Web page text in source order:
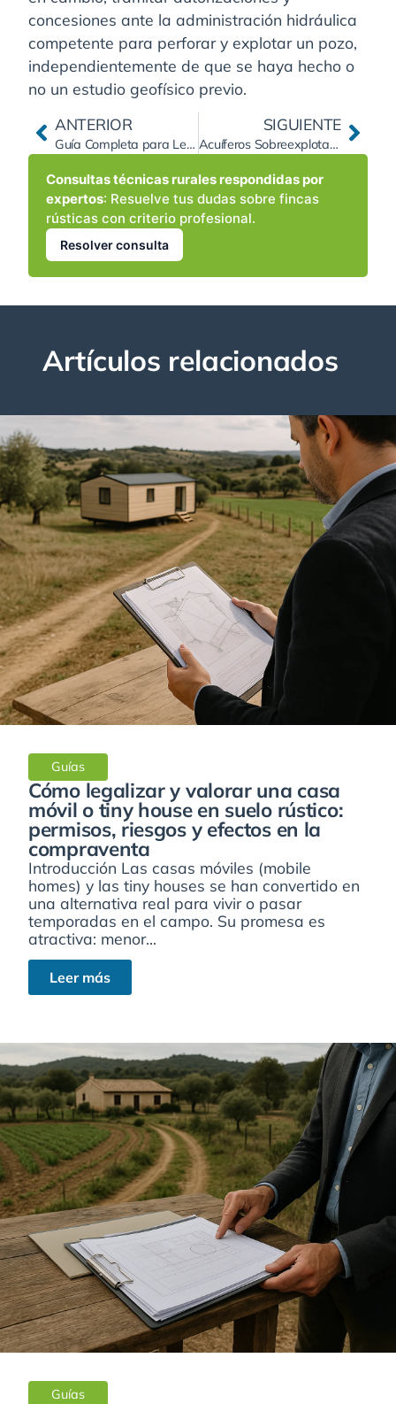
concesiones ante la administración hidráulica
competente para perforar y explotar un pozo,
independientemente de que se haya hecho o
no un estudio geofísico previo.
ANTERIOR
Guía Completa para Legalizar un Pozo en 2025: Pasos, Requisitos de la Confederación Hidrográfica y Errores a Evitar.
SIGUIENTE
Acuíferos Sobreexplotados: ¿Estamos a Tiempo? Soluciones Científicas para una Gestión Hídrica Sostenible.
Consultas técnicas rurales respondidas por
expertos: Resuelve tus dudas sobre fincas
rústicas con criterio profesional.
Resolver consulta
Artículos relacionados
Guías
Cómo legalizar y valorar una casa
móvil o tiny house en suelo rústico:
permisos, riesgos y efectos en la
compraventa
Introducción Las casas móviles (mobile
homes) y las tiny houses se han convertido en
una alternativa real para vivir o pasar
temporadas en el campo. Su promesa es
atractiva: menor...
Leer más
Guías